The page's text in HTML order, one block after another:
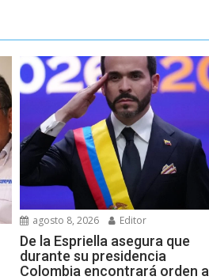
agosto 8, 2026 Editor
De la Espriella asegura que
durante su presidencia
Colombia encontrará orden a